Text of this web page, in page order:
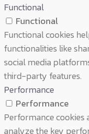
Functional
Functional
Functional cookies
functionalities like
social media
third-party features.
Performance
Performance
Performance cookies
analyze the key